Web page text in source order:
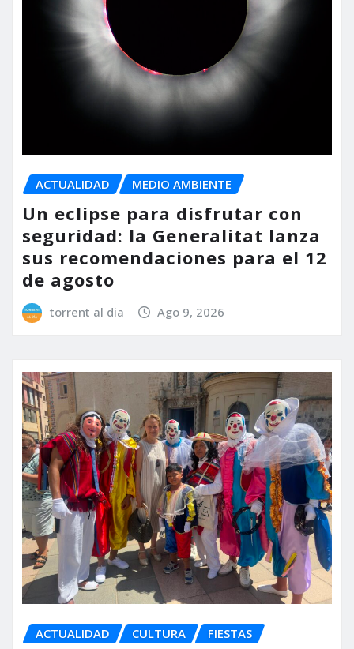
ACTUALIDAD MEDIO AMBIENTE
Un eclipse para disfrutar con
seguridad: la Generalitat lanza
sus recomendaciones para el 12
de agosto
torrent al dia Ago 9, 2026
ACTUALIDAD CULTURA FIESTAS